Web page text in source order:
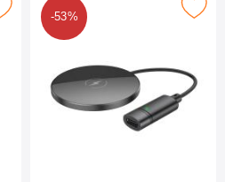
Merkitse suosikiksi
-53%
Merkitse hoco CW31 Fast